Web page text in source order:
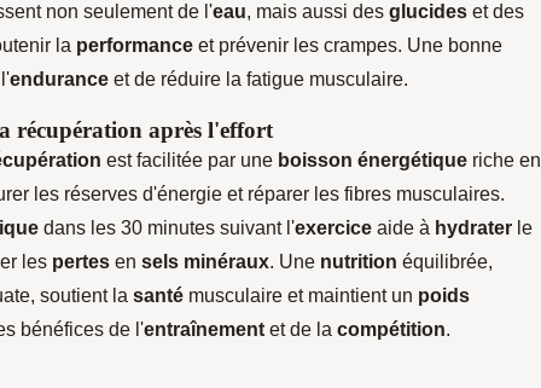
non seulement de l'eau, mais aussi des glucides et des
la performance et prévenir les crampes. Une bonne
endurance et de réduire la fatigue musculaire.
récupération après l'effort
est facilitée par une boisson énergétique riche en
les réserves d'énergie et réparer les fibres musculaires.
dans les 30 minutes suivant l'exercice aide à hydrater le
les pertes en sels minéraux. Une nutrition équilibrée,
soutient la santé musculaire et maintient un poids
bénéfices de l'entraînement et de la compétition.